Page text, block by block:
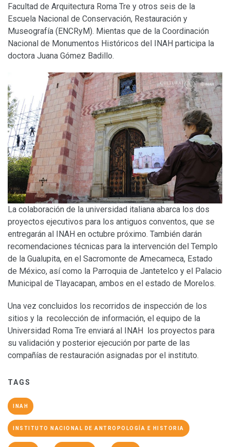
Facultad de Arquitectura Roma Tre y otros seis de la
Escuela Nacional de Conservación, Restauración y
Museografía (ENCRyM). Mientas que de la Coordinación
Nacional de Monumentos Históricos del INAH participa la
doctora Juana Gómez Badillo.
La colaboración de la universidad italiana abarca los dos
proyectos ejecutivos para los antiguos conventos, que se
entregarán al INAH en octubre próximo. También darán
recomendaciones técnicas para la intervención del Templo
de la Gualupita, en el Sacromonte de Amecameca, Estado
de México, así como la Parroquia de Jantetelco y el Palacio
Municipal de Tlayacapan, ambos en el estado de Morelos.
Una vez concluidos los recorridos de inspección de los
sitios y la recolección de información, el equipo de la
Universidad Roma Tre enviará al INAH los proyectos para
su validación y posterior ejecución por parte de las
compañías de restauración asignadas por el instituto.
TAGS
INAH
INSTITUTO NACIONAL DE ANTROPOLOGÍA E HISTORIA